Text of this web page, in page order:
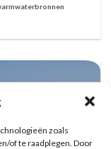
zoals
of te raadplegen. Door